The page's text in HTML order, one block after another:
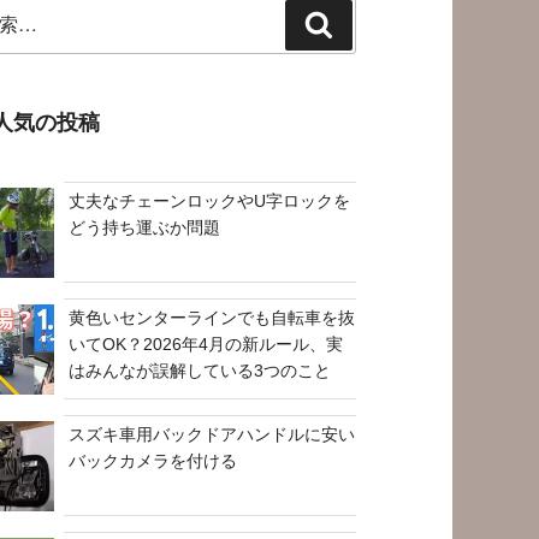
索
気の投稿
丈夫なチェーンロックやU字ロックを
どう持ち運ぶか問題
黄色いセンターラインでも自転車を抜
いてOK？2026年4月の新ルール、実
はみんなが誤解している3つのこと
スズキ車用バックドアハンドルに安い
バックカメラを付ける